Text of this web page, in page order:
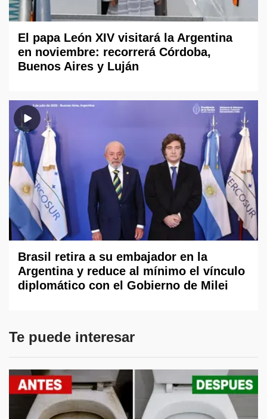
El papa León XIV visitará la Argentina
en noviembre: recorrerá Córdoba,
Buenos Aires y Luján
Brasil retira a su embajador en la
Argentina y reduce al mínimo el vínculo
diplomático con el Gobierno de Milei
Te puede interesar